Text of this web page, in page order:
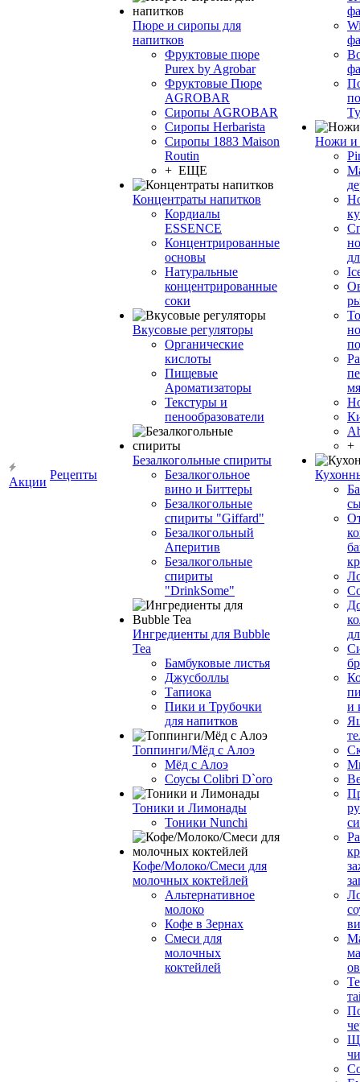
Акции
Рецепты
Пюре и сиропы для
напитков
Фруктовые пюре
Purex by Agrobar
Фруктовые Пюре
AGROBAR
Сиропы AGROBAR
Сиропы Herbarista
Сиропы 1883 Maison
Routin
+ ЕЩЕ
Концентраты напитков
Кордиалы
ESSENCE
Концентрированные
основы
Натуральные
концентрированные
соки
Вкусовые регуляторы
Органические
кислоты
Пищевые
Ароматизаторы
Текстуры и
пенообразователи
Безалкогольные спириты
Безалкогольное
вино и Биттеры
Безалкогольные
спириты "Giffard"
Безалкогольный
Аперитив
Безалкогольные
спириты
"DrinkSome"
Ингредиенты для Bubble
Tea
Бамбуковые листья
Джусболлы
Тапиока
Пики и Трубочки
для напитков
Топпинги/Мёд с Алоэ
Мёд с Алоэ
Соусы Colibri D`oro
Тоники и Лимонады
Тоники Nunchi
Кофе/Молоко/Смеси для
молочных коктейлей
Альтернативное
молоко
Кофе в Зернах
Смеси для
молочных
коктейлей
Ножи и
+
и